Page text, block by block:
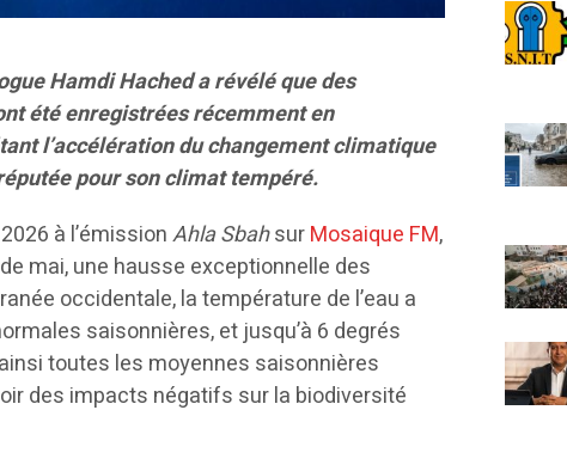
Hamdi Hached a révélé que des
été enregistrées récemment en
l’accélération du changement climatique
pour son climat tempéré.
à l’émissionAhla SbahsurMosaique FM,
mai, une hausse exceptionnelle des
occidentale, la température de l’eau a
saisonnières, et jusqu’à 6 degrés
toutes les moyennes saisonnières
des impacts négatifs sur la biodiversité